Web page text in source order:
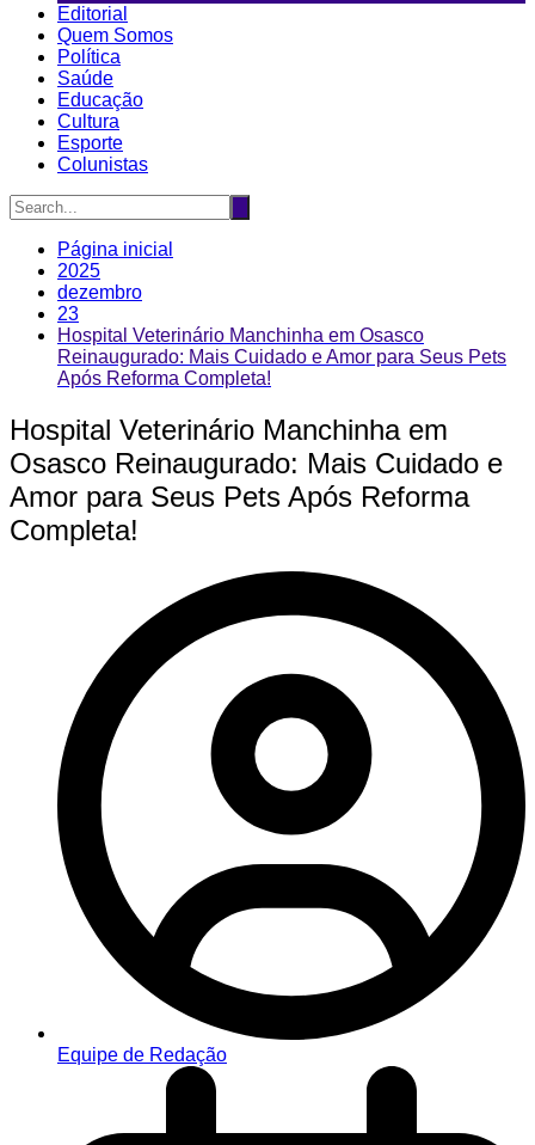
Editorial
Quem Somos
Política
Saúde
Educação
Cultura
Esporte
Colunistas
Página inicial
2025
dezembro
23
Hospital Veterinário Manchinha em Osasco
Reinaugurado: Mais Cuidado e Amor para Seus Pets
Após Reforma Completa!
Hospital Veterinário Manchinha em
Osasco Reinaugurado: Mais Cuidado e
Amor para Seus Pets Após Reforma
Completa!
Equipe de Redação